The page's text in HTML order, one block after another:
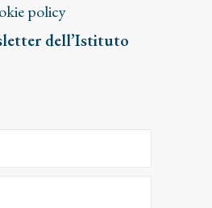
policy
dell’Istituto